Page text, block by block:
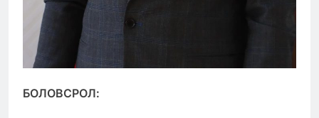
БОЛОВСРОЛ: